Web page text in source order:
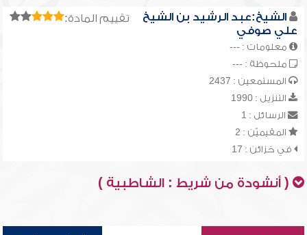
تقييم المادة:
الشيخ:عبد الرشيد بن الشيخ
علي صوفي
معلومات : ---
ملحوظة : ---
المستمعين : 2437
التنزيل : 1990
الرسائل : 1
المقيميّن : 2
في خزائن : 17
( أنشودة من شريط : الشاطبية )